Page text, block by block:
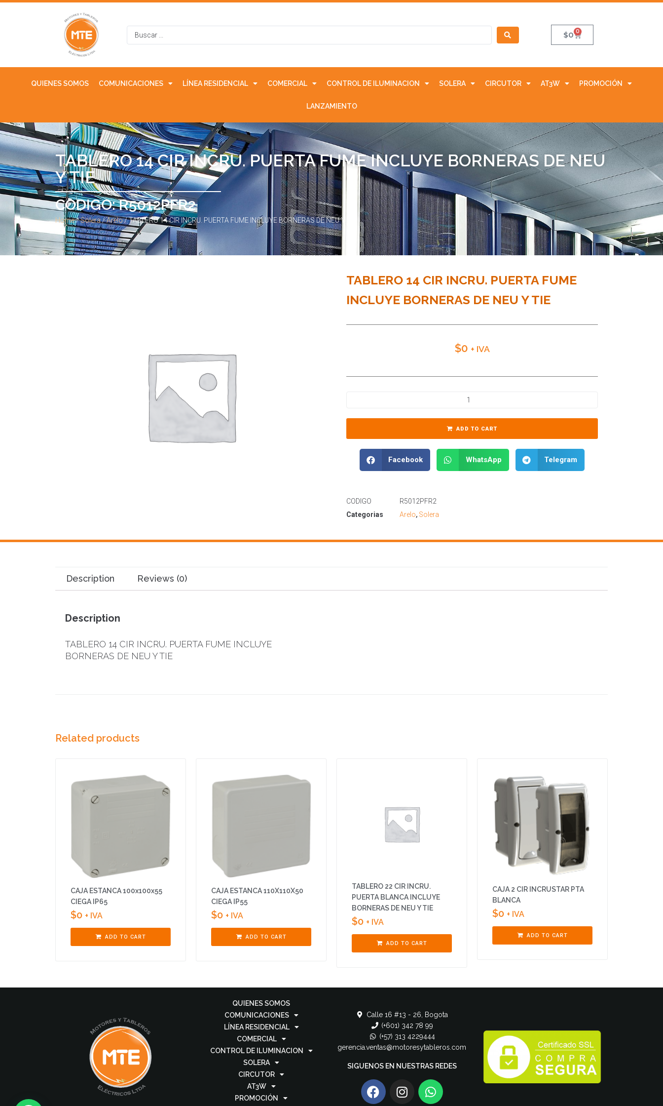
$0 0
QUIENES SOMOS COMUNICACIONES LÍNEA RESIDENCIAL COMERCIAL CONTROL DE ILUMINACION SOLERA CIRCUTOR AT3W PROMOCIÓN
LANZAMIENTO
TABLERO 14 CIR INCRU. PUERTA FUME INCLUYE BORNERAS DE NEU
Y TIE
CODIGO: R5012PFR2
Home/Solera/Arelo/ TABLERO 14 CIR INCRU. PUERTA FUME INCLUYE BORNERAS DE NEU Y TIE
TABLERO 14 CIR INCRU. PUERTA FUME
INCLUYE BORNERAS DE NEU Y TIE
$0 + IVA
ADD TO CART
Facebook WhatsApp Telegram
CODIGO
R5012PFR2
Categorias
Arelo, Solera
Description Reviews (0)
Description
TABLERO 14 CIR INCRU. PUERTA FUME INCLUYE
BORNERAS DE NEU Y TIE
Related products
CAJA ESTANCA 100x100x55
CIEGA IP65
$0 + IVA
ADD TO CART
CAJA ESTANCA 110X110X50
CIEGA IP55
$0 + IVA
ADD TO CART
TABLERO 22 CIR INCRU.
PUERTA BLANCA INCLUYE
BORNERAS DE NEU Y TIE
$0 + IVA
ADD TO CART
CAJA 2 CIR INCRUSTAR PTA
BLANCA
$0 + IVA
ADD TO CART
QUIENES SOMOS
COMUNICACIONES
LÍNEA RESIDENCIAL
COMERCIAL
CONTROL DE ILUMINACION
SOLERA
CIRCUTOR
AT3W
PROMOCIÓN
Calle 16 #13 - 26, Bogota
(+601) 342 78 99
(+57) 313 4229444
gerencia.ventas@motoresytableros.com
SIGUENOS EN NUESTRAS REDES